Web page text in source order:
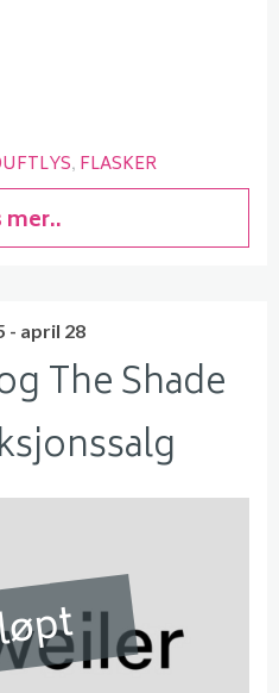
FLASKER
mer..
- april 28
The Shade